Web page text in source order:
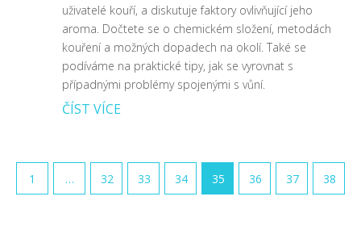
uživatelé kouří, a diskutuje faktory ovlivňující jeho
aroma. Dočtete se o chemickém složení, metodách
kouření a možných dopadech na okolí. Také se
podíváme na praktické tipy, jak se vyrovnat s
případnými problémy spojenými s vůní.
ČÍST VÍCE
1 … 32 33 34 35 36 37 38